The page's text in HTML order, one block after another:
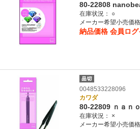
80-22808
在庫状況：
○
メーカー希望小売価
納品価格 会員ロ
0048533228096
カワダ
80-22809 ｎａｎ
在庫状況：
×
メーカー希望小売価